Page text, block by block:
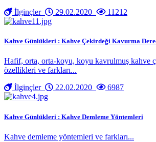
İlginçler
29.02.2020 11212
Kahve Günlükleri : Kahve Çekirdeği Kavurma
Hafif, orta, orta-koyu, koyu kavrulmuş kahve
özellikleri ve farkları...
İlginçler
22.02.2020 6987
Kahve Günlükleri : Kahve Demleme Yöntemleri
Kahve demleme yöntemleri ve farkları...